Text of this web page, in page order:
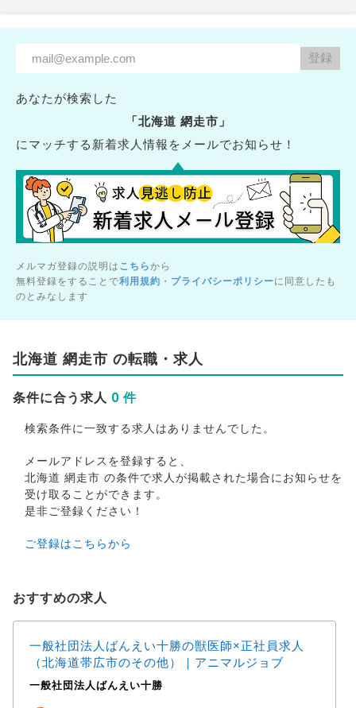
あなたが検索した
「北海道 網走市」
にマッチする新着求人情報をメールでお知らせ！
メルマガ登録の説明は こちらから
無料登録をすることで利用規約 ・ プライバシーポリシーに同意したも
のとみなします
北海道 網走市 の転職・求人
条件に合う求人 0 件
検索条件に一致する求人はありませんでした。
メールアドレスを登録すると、
北海道 網走市 の条件で求人が掲載された場合にお知らせを
受け取ることができます。
是非ご登録ください！
ご登録はこちらから
おすすめの求人
一般社団法人ばんえい十勝の獣医師×正社員求人
（北海道帯広市のその他）｜アニマルジョブ
一般社団法人ばんえい十勝